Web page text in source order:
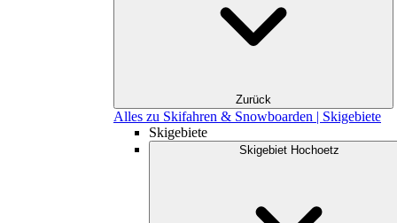
Zurück
Alles zu Skifahren & Snowboarden | Skigebiete
Skigebiete
Skigebiet Hochoetz